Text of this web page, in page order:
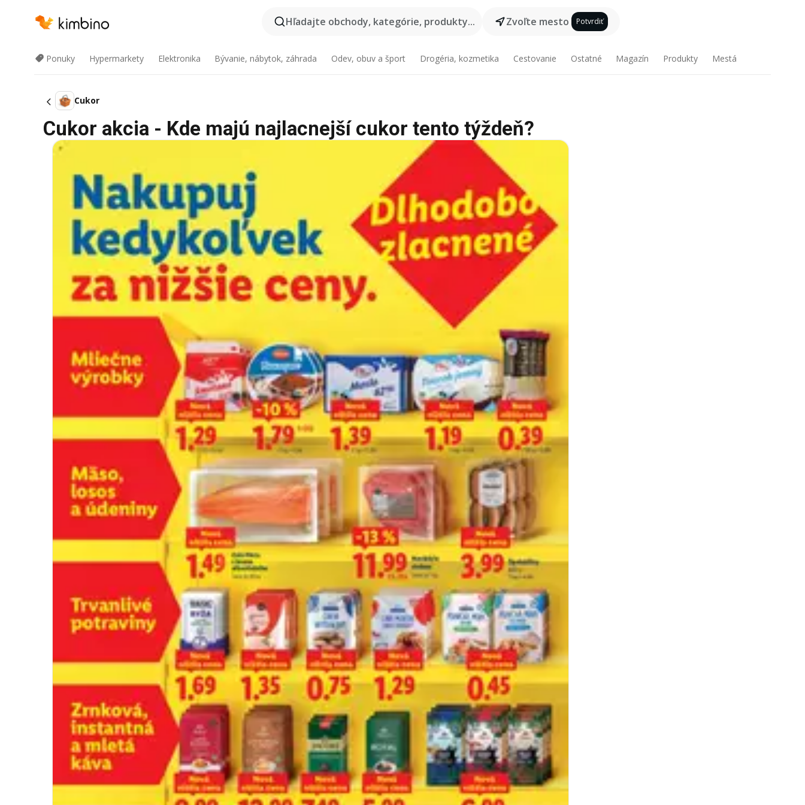
Hľadajte obchody, kategórie, produkty... Zvoľte mesto Potvrdiť
Ponuky Hypermarkety Elektronika Bývanie, nábytok, záhrada Odev, obuv a šport Drogéria, kozmetika Cestovanie Ostatné Magazín Produkty Mestá
Cukor
Cukor akcia - Kde majú najlacnejší cukor tento týždeň?